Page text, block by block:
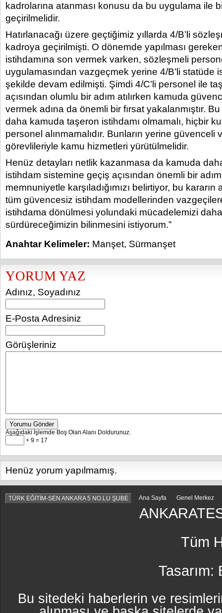
kadrolarına atanması konusu da bu uygulama ile
geçirilmelidir.
Hatırlanacağı üzere geçtiğimiz yıllarda 4/B’li
kadroya geçirilmişti. O dönemde yapılması
istihdamına son vermek varken, sözleşmeli
uygulamasından vazgeçmek yerine 4/B’li statüde
şekilde devam edilmişti. Şimdi 4/C’li personel ile
açısından olumlu bir adım atılırken kamuda
vermek adına da önemli bir fırsat yakalanmıştır.
daha kamuda taşeron istihdamı olmamalı, hiçbir
personel alınmamalıdır. Bunların yerine güvenceli
görevlileriyle kamu hizmetleri yürütülmelidir.
Henüz detayları netlik kazanmasa da kamuda
istihdam sistemine geçiş açısından önemli bir
memnuniyetle karşıladığımızı belirtiyor, bu
tüm güvencesiz istihdam modellerinden
istihdama dönülmesi yolundaki mücadelemizi
sürdüreceğimizin bilinmesini istiyorum.”
Anahtar Kelimeler: Manşet, Sürmanşet
YORUM YAZ
Adınız, Soyadınız
E-Posta Adresiniz
Görüşleriniz
Yorumu Gönder
Aşağıdaki İşlemde Boş Olan Alanı Doldurunuz.
+ 9 = 17
Henüz yorum yapılmamış.
TÜRK EĞİTİM-SEN ANKARA 5 NO.LU ŞUBE Ana Sayfa Genel Merkez
Tüm
Tasarım:
Bu sitedeki haberlerin ve